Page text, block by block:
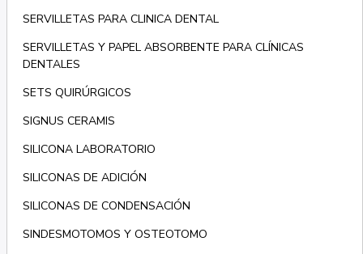
SERVILLETAS PARA CLINICA DENTAL
SERVILLETAS Y PAPEL ABSORBENTE PARA CLÍNICAS
DENTALES
SETS QUIRÚRGICOS
SIGNUS CERAMIS
SILICONA LABORATORIO
SILICONAS DE ADICIÓN
SILICONAS DE CONDENSACIÓN
SINDESMOTOMOS Y OSTEOTOMO